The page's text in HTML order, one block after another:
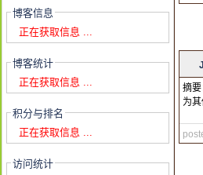
博客信息
正在获取信息 ...
博客统计
正在获取信息 ...
积分与排名
正在获取信息 ...
访问统计
摘
为